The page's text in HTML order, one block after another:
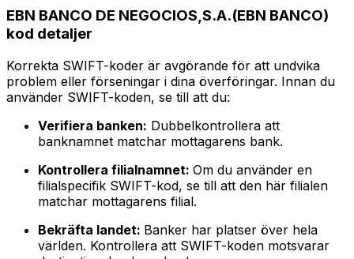
EBN BANCO DE NEGOCIOS,S.A.(EBN BANCO)
kod detaljer
Korrekta SWIFT-koder är avgörande för att undvika
problem eller förseningar i dina överföringar. Innan du
använder SWIFT-koden, se till att du:
Verifiera banken: Dubbelkontrollera att
banknamnet matchar mottagarens bank.
Kontrollera filialnamnet: Om du använder en
filialspecifik SWIFT-kod, se till att den här filialen
matchar mottagarens filial.
Bekräfta landet: Banker har platser över hela
världen. Kontrollera att SWIFT-koden motsvarar